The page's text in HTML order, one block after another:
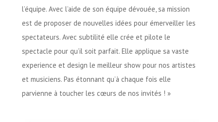
l’équipe. Avec l’aide de son équipe dévouée, sa mission
est de proposer de nouvelles idées pour émerveiller les
spectateurs. Avec subtilité elle crée et pilote le
spectacle pour qu’il soit parfait. Elle applique sa vaste
experience et design le meilleur show pour nos artistes
et musiciens. Pas étonnant qu’à chaque fois elle
parvienne à toucher les cœurs de nos invités ! »